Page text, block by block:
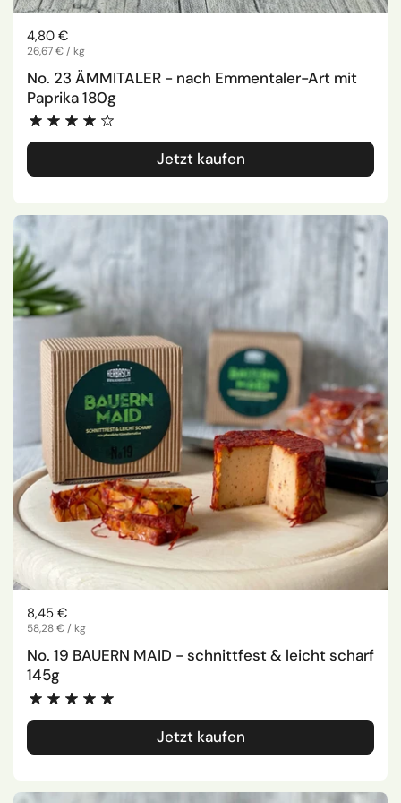
Regulärer Preis
4,80 €
Stückpreis
26,67 € / kg
No. 23 ÄMMITALER - nach Emmentaler-Art mit
Paprika 180g
Jetzt kaufen
Regulärer Preis
8,45 €
Stückpreis
58,28 € / kg
No. 19 BAUERN MAID - schnittfest & leicht scharf
145g
Jetzt kaufen